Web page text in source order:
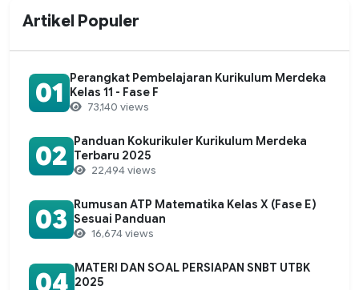
Artikel Populer
01 Perangkat Pembelajaran Kurikulum Merdeka
Kelas 11 - Fase F
73,140 views
02 Panduan Kokurikuler Kurikulum Merdeka
Terbaru 2025
22,494 views
03 Rumusan ATP Matematika Kelas X (Fase E)
Sesuai Panduan
16,674 views
04 MATERI DAN SOAL PERSIAPAN SNBT UTBK
2025